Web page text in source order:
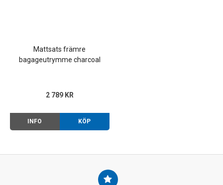
Mattsats främre
bagageutrymme charcoal
2 789 KR
INFO KÖP